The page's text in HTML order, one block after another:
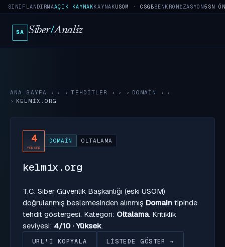
SINIFLANDIRMAAÇIK KAYNAKKAYNAKUSOM · CSGBSENKRONIZASYON5SN
SA Siber/Analiz
ANA SAYFA › TEHDITLER › DOMAIN
›
KELMIX.ORG
4
YÜKSEK
DOMAIN OLTALAMA
kelmix.org
T.C. Siber Güvenlik Başkanlığı (eski USOM)
doğrulanmış beslemesinden alınmış Domain tipinde
tehdit göstergesi. Kategori: Oltalama. Kritiklik
seviyesi: 4/10 · Yüksek.
URL'I KOPYALA LISTEDE GÖSTER →